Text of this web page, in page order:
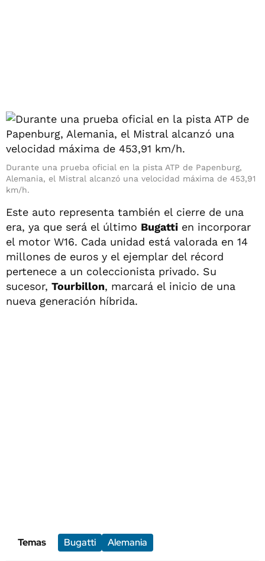
Durante una prueba oficial en la pista ATP de Papenburg,
Alemania, el Mistral alcanzó una velocidad máxima de 453,91
km/h.
Este auto representa también el cierre de una
era, ya que será el último Bugatti en incorporar
el motor W16. Cada unidad está valorada en 14
millones de euros y el ejemplar del récord
pertenece a un coleccionista privado. Su
sucesor, Tourbillon, marcará el inicio de una
nueva generación híbrida.
Temas Bugatti Alemania